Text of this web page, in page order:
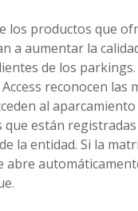
los productos que
a aumentar la
de los parkings.
reconocen las
al
que están
la entidad. Si la
abre